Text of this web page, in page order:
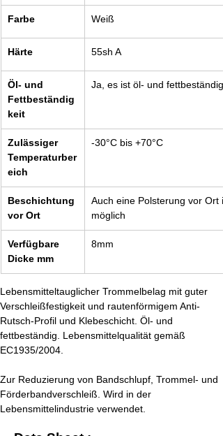
Farbe Weiß
Härte 55sh A
Öl- und
Fettbeständig
keit
Ja, es ist öl- und fettbeständig
Zulässiger
Temperaturber
eich
-30°C bis +70°C
Beschichtung
vor Ort
Auch eine Polsterung vor Ort
möglich
Verfügbare
Dicke mm
8mm
Lebensmitteltauglicher Trommelbelag mit guter
Verschleißfestigkeit und rautenförmigem Anti-
Rutsch-Profil und Klebeschicht. Öl- und
fettbeständig. Lebensmittelqualität gemäß
EC1935/2004.
Zur Reduzierung von Bandschlupf, Trommel- und
Förderbandverschleiß. Wird in der
Lebensmittelindustrie verwendet.